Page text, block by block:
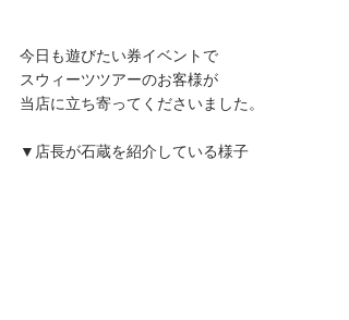
今日も遊びたい券イベントで
スウィーツツアーのお客様が
当店に立ち寄ってくださいました。
▼店長が石蔵を紹介している様子